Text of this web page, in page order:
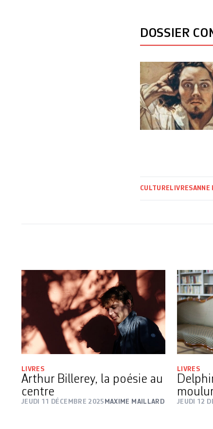
DOSSIER
CULTURE LIVRESANNE
LIVRES
Arthur Billerey, la poésie au
centre
JEUDI 11 DÉCEMBRE 2025 MAXIME MAILLARD
LIVRES
JEUDI 12